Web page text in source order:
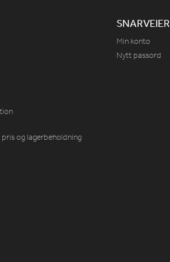
og lagerbeholdning
SNARVEIER
Min konto
Nytt passord